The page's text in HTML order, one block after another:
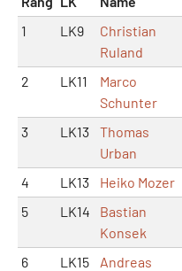
1
LK9
Christian
Ruland
2 LK11
Marco
Schunter
3 LK13
Thomas
Urban
4 LK13 Heiko Mozer
5
LK14
Bastian
Konsek
6 LK15
Andreas